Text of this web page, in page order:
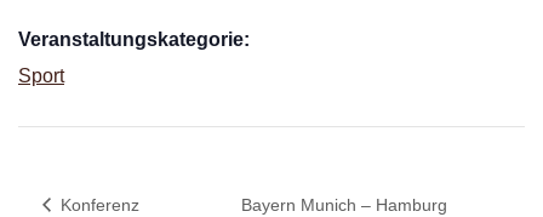
Veranstaltungskategorie:
Sport
Konferenz
Bayern Munich – Hamburg